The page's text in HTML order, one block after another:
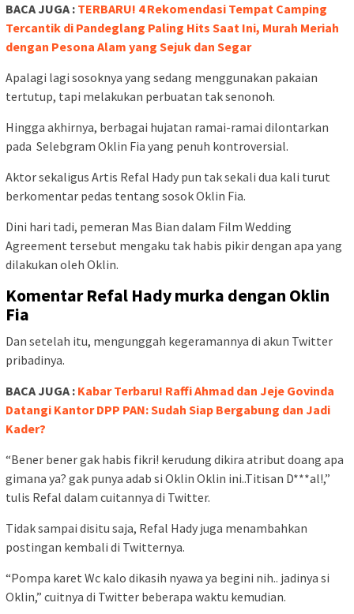
BACA JUGA : TERBARU! 4 Rekomendasi Tempat Camping
Tercantik di Pandeglang Paling Hits Saat Ini, Murah Meriah
dengan Pesona Alam yang Sejuk dan Segar
Apalagi lagi sosoknya yang sedang menggunakan pakaian
tertutup, tapi melakukan perbuatan tak senonoh.
Hingga akhirnya, berbagai hujatan ramai-ramai dilontarkan
pada Selebgram Oklin Fia yang penuh kontroversial.
Aktor sekaligus Artis Refal Hady pun tak sekali dua kali turut
berkomentar pedas tentang sosok Oklin Fia.
Dini hari tadi, pemeran Mas Bian dalam Film Wedding
Agreement tersebut mengaku tak habis pikir dengan apa yang
dilakukan oleh Oklin.
Komentar Refal Hady murka dengan Oklin
Fia
Dan setelah itu, mengunggah kegeramannya di akun Twitter
pribadinya.
BACA JUGA : Kabar Terbaru! Raffi Ahmad dan Jeje Govinda
Datangi Kantor DPP PAN: Sudah Siap Bergabung dan Jadi
Kader?
“Bener bener gak habis fikri! kerudung dikira atribut doang apa
gimana ya? gak punya adab si Oklin Oklin ini..Titisan D***al!,”
tulis Refal dalam cuitannya di Twitter.
Tidak sampai disitu saja, Refal Hady juga menambahkan
postingan kembali di Twitternya.
“Pompa karet Wc kalo dikasih nyawa ya begini nih.. jadinya si
Oklin,” cuitnya di Twitter beberapa waktu kemudian.